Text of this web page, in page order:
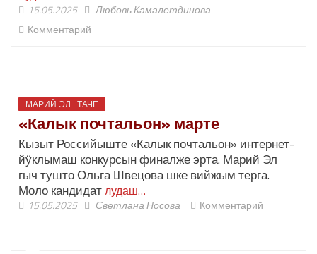
15.05.2025
Любовь Камалетдинова
Комментарий
МАРИЙ ЭЛ : ТАЧЕ
«Калык почтальон» марте
Кызыт Российыште «Калык почтальон» интернет-
йӱклымаш конкурсын финалже эрта. Марий Эл
гыч тушто Ольга Швецова шке вийжым терга.
Моло кандидатлудаш…
15.05.2025 Светлана Носова Комментарий